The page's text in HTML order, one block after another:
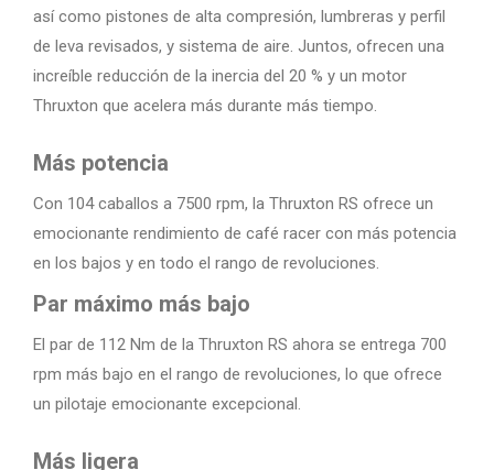
así como pistones de alta compresión, lumbreras y perfil
de leva revisados, y sistema de aire. Juntos, ofrecen una
increíble reducción de la inercia del 20 % y un motor
Thruxton que acelera más durante más tiempo.
Más potencia
Con 104 caballos a 7500 rpm, la Thruxton RS ofrece un
emocionante rendimiento de café racer con más potencia
en los bajos y en todo el rango de revoluciones.
Par máximo más bajo
El par de 112 Nm de la Thruxton RS ahora se entrega 700
rpm más bajo en el rango de revoluciones, lo que ofrece
un pilotaje emocionante excepcional.
Más ligera